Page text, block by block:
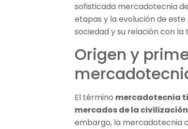
sofisticada mercadotecnia
etapas y la evolución de
sociedad y su relación con la
Origen y
El término mercadotecnia
mercados de la civilización
embargo, la mercadotecnia